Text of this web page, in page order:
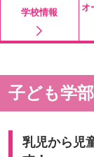
学校情報
オ
子ども学
乳児から児